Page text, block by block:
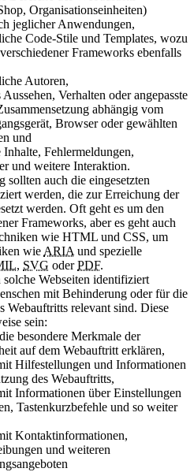
Organisationseinheiten)
jeglicher Anwendungen,
Code-Stile und Templates, wozu
Frameworks ebenfalls
Autoren,
Aussehen, Verhalten oder angepasste
abhängig vom
Browser oder gewählten
und
Inhalte, Fehlermeldungen,
und weitere Interaktion.
sollten auch die eingesetzten
werden, die zur Erreichung der
werden. Oft geht es um den
Frameworks, aber es geht auch
wie HTML und CSS, um
wie ARIA und spezielle
, SVG oderPDF.
Webseiten identifiziert
mit Behinderung oder für die
Webauftritts relevant sind. Diese
sein:
besondere Merkmale der
auf dem Webauftritt erklären,
Hilfestellungen und Informationen
des Webauftritts,
Informationen über Einstellungen
Tastenkurzbefehle und so weiter
Kontaktinformationen,
und weiteren